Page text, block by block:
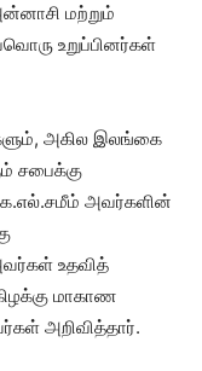
மற்றும்
உறுப்பினர்கள்
அகில இலங்கை
சபைக்கு
அவர்களின்
உதவித்
மாகாண
அறிவித்தார்.